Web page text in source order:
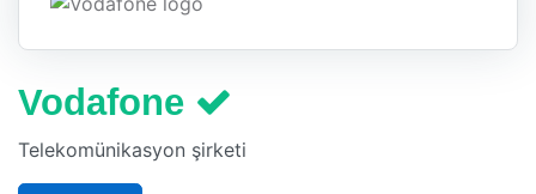
Vodafone
Telekomünikasyon şirketi